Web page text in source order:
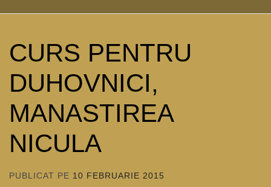
CURS PENTRU
DUHOVNICI,
MANASTIREA
NICULA
PUBLICAT PE 10 FEBRUARIE 2015